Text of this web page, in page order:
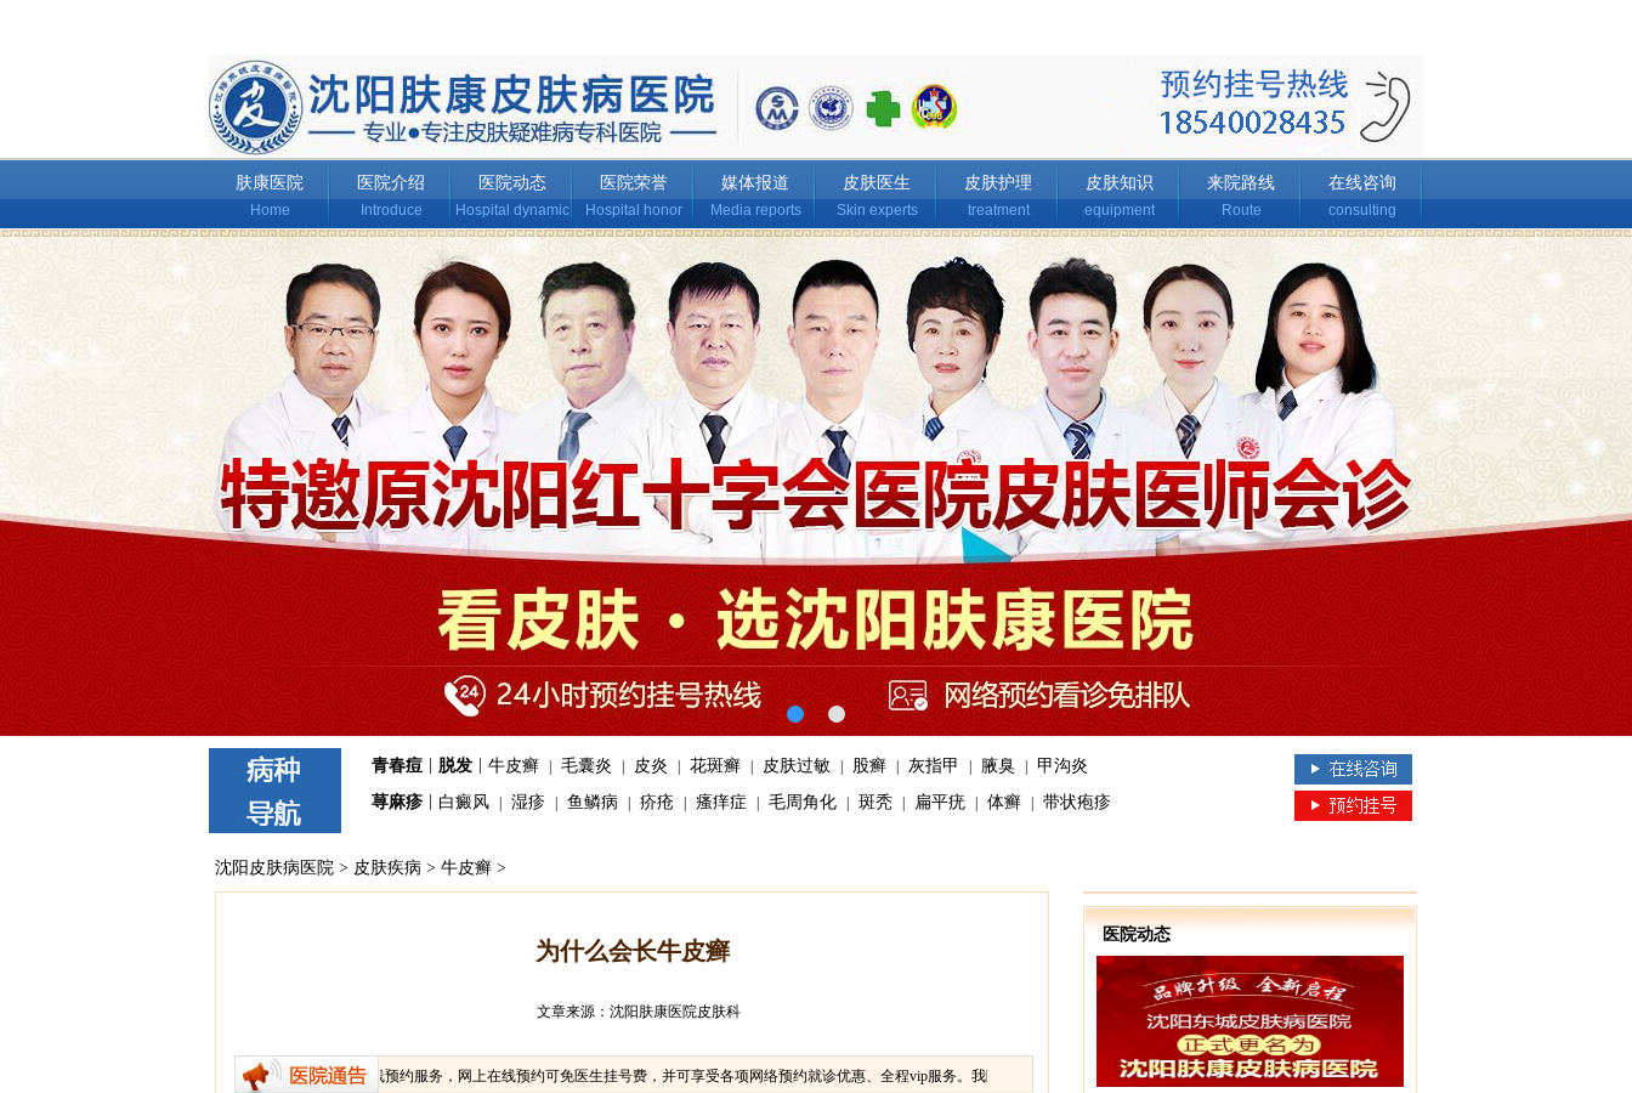
肤康医院
Home
医院介绍
Introduce
医院动态
Hospital dynamic
医院荣誉
Hospital honor
媒体报道
Media reports
皮肤医生
Skin experts
皮肤护理
treatment
皮肤知识
equipment
来院路线
Route
在线咨询
consulting
牛皮癣
青春痘 脱发 毛囊炎 皮炎 花斑癣 皮肤过敏 股癣 灰指甲 腋臭
甲沟炎
白癜风
荨麻疹 湿疹 鱼鳞病 疥疮 瘙痒症 毛周角化 斑秃 扁平疣 体癣 带状疱疹
沈阳皮肤病医院 > 皮肤疾病 > 牛皮癣 >
为什么会长牛皮癣
文章来源：沈阳肤康医院皮肤科
我院免费提供医生在线咨询、网上在线预约服务，网上在线预约可免医生挂号费，并可享受各项网络预约就诊优惠、全程vip服务。我院免费提供医生在线咨询、网上在线预约服务，网上在线预约可免医生挂号费，并可享受各项网络预约
医院动态